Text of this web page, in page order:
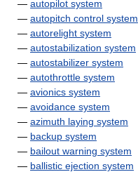
— autopilot system
— autopitch control system
— autorelight system
— autostabilization system
— autostabilizer system
— autothrottle system
— avionics system
— avoidance system
— azimuth laying system
— backup system
— bailout warning system
— ballistic ejection system